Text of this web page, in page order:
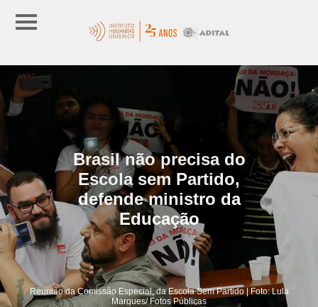
Brasil não precisa do
Escola sem Partido,
defende ministro da
Educação
Reunião da Comissão Especial, da Escola Sem Partido | Foto: Lula
Marques/ Fotos Públicas